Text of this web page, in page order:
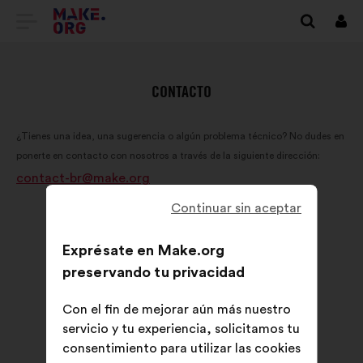
IR
DE
INICIO
MAKE.ORG
CONTACTO
¿Tienes una idea, una sugerencia o algún problema técnico? No dudes en
ponerte en contacto con nosotros a través de la siguiente dirección:
contact-br@make.org
Continuar sin aceptar
Exprésate en Make.org
preservando tu privacidad
Con el fin de mejorar aún más nuestro
servicio y tu experiencia, solicitamos tu
consentimiento para utilizar las cookies